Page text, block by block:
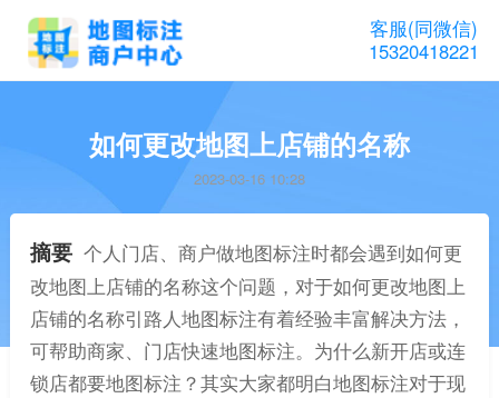
客服(同微信)
15320418221
如何更改地图上店铺的名称
2023-03-16 10:28
摘要 个人门店、商户做地图标注时都会遇到如何更
改地图上店铺的名称这个问题，对于如何更改地图上
店铺的名称引路人地图标注有着经验丰富解决方法，
可帮助商家、门店快速地图标注。为什么新开店或连
锁店都要地图标注？其实大家都明白地图标注对于现